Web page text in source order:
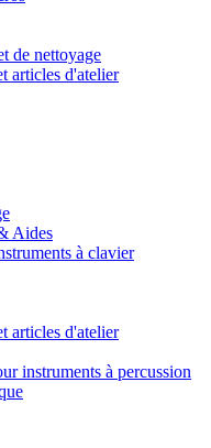
de nettoyage
articles d'atelier
Aides
à clavier
articles d'atelier
instruments à percussion